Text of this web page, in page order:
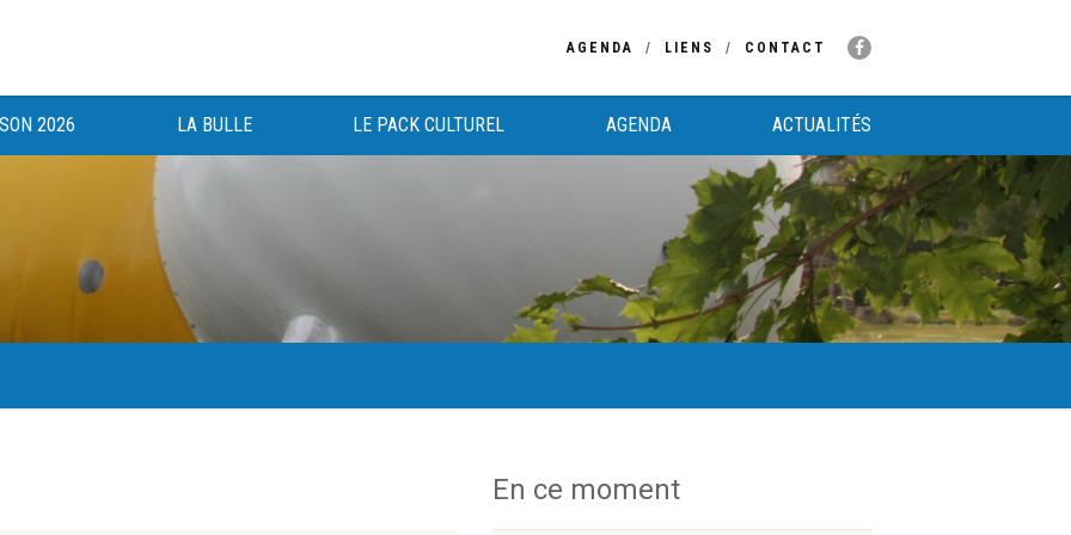
AGENDA LIENS CONTACT
2026 LA BULLE LE PACK CULTUREL AGENDA ACTUALITÉS
au bénéfice des haut-saônois depuis 1983. En ce moment